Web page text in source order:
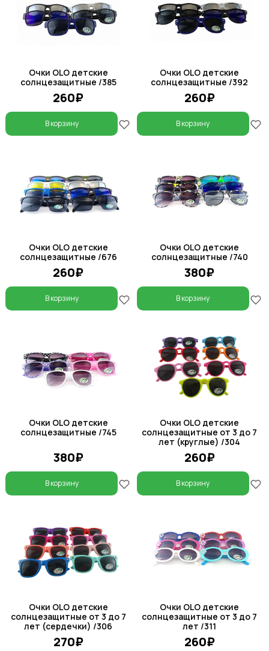
Очки OLO детские
солнцезащитные /385
260₽
В корзину
Очки OLO детские
солнцезащитные /392
260₽
В корзину
Очки OLO детские
солнцезащитные /676
260₽
В корзину
Очки OLO детские
солнцезащитные /740
380₽
В корзину
Очки OLO детские
солнцезащитные /745
380₽
В корзину
Очки OLO детские
солнцезащитные от 3 до 7
лет (круглые) /304
260₽
В корзину
Очки OLO детские
солнцезащитные от 3 до 7
лет (сердечки) /306
270₽
Очки OLO детские
солнцезащитные от 3 до 7
лет /311
260₽